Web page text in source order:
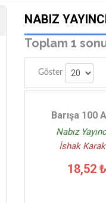
NABIZ
Toplam 1
Göster
Barışa 100
Nabız
İshak
18,52 ₺